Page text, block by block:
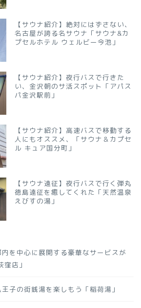
【サウナ紹介】絶対にはずさない、
名古屋が誇る名サウナ「サウナ&カ
プセルホテル ウェルビー今池」
【サウナ紹介】夜行バスで行きた
い、金沢朝のサ活スポット「アパス
パ金沢駅前」
【サウナ紹介】高速バスで移動する
人にもオススメ、「サウナ＆カプセ
ル キュア国分町」
【サウナ遠征】夜行バスで行く弾丸
徳島遠征を癒してくれた「天然温泉
えびすの湯」
内を中心に展開する豪華なサービスが
店」
王子の街銭湯を楽しもう「稲荷湯」